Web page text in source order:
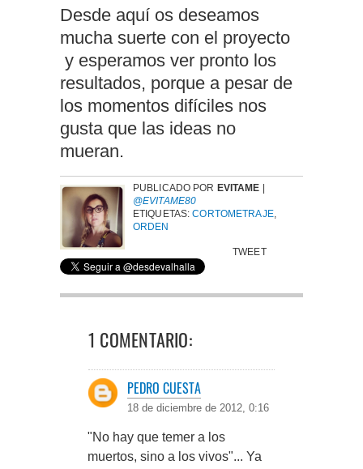
Desde aquí os deseamos
mucha suerte con el proyecto
y esperamos ver pronto los
resultados, porque a pesar de
los momentos difíciles nos
gusta que las ideas no
mueran.
PUBLICADO POR EVITAME
@EVITAME80
ETIQUETAS:CORTOMETRAJE,
ORDEN
TWEET
1 COMENTARIO:
PEDRO CUESTA
18 de diciembre de 2012, 0:16
"No hay que temer a los
muertos, sino a los vivos"... Ya